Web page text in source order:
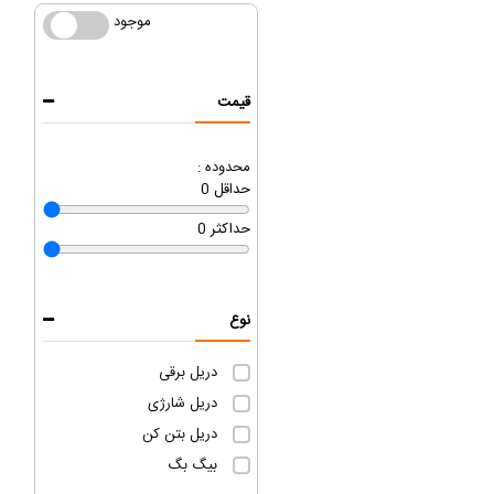
موجود موجود
قیمت
محدوده :
0 حداقل
0 حداکثر
نوع
دریل برقی
دریل شارژی
دریل بتن کن
بیگ بگ